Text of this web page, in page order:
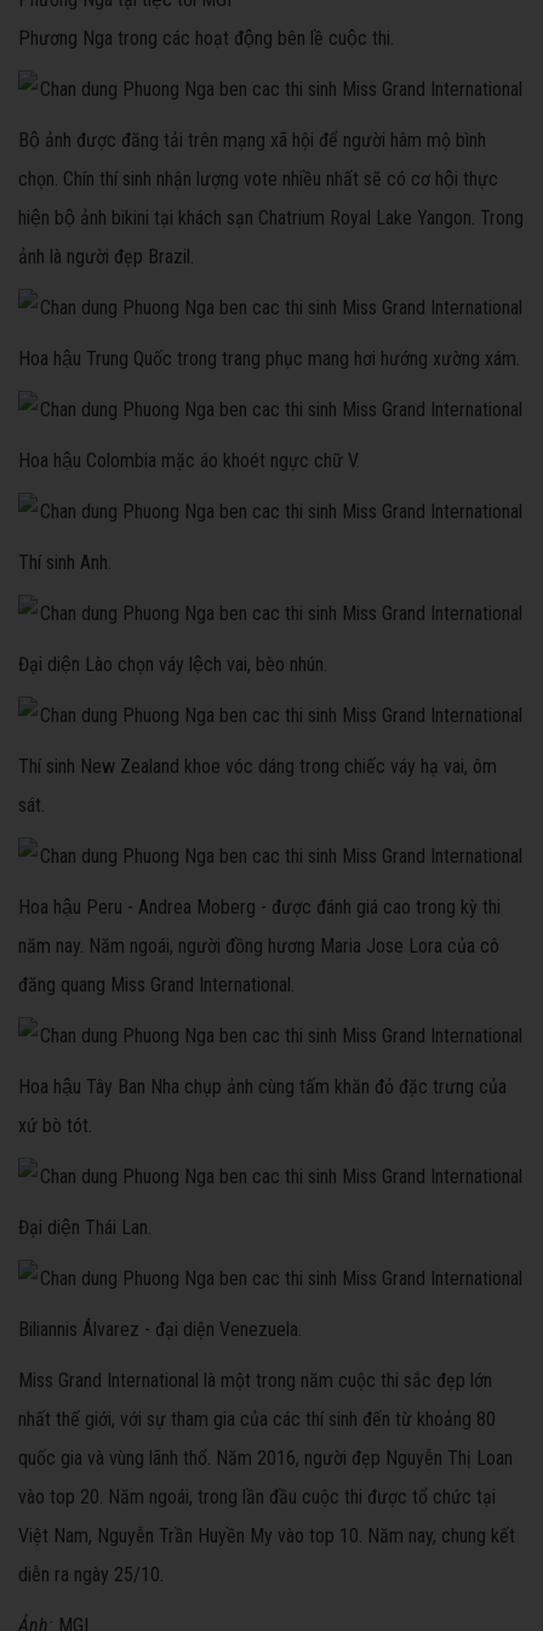
Phương Nga trong các hoạt động bên lề cuộc thi.
Bộ ảnh được đăng tải trên mạng xã hội để người hâm mộ bình
chọn. Chín thí sinh nhận lượng vote nhiều nhất sẽ có cơ hội thực
hiện bộ ảnh bikini tại khách sạn Chatrium Royal Lake Yangon. Trong
ảnh là người đẹp Brazil.
Hoa hậu Trung Quốc trong trang phục mang hơi hướng xường xám.
Hoa hậu Colombia mặc áo khoét ngực chữ V.
Thí sinh Anh.
Đại diện Lào chọn váy lệch vai, bèo nhún.
Thí sinh New Zealand khoe vóc dáng trong chiếc váy hạ vai, ôm
sát.
Hoa hậu Peru - Andrea Moberg - được đánh giá cao trong kỳ thi
năm nay. Năm ngoái, người đồng hương Maria Jose Lora của cô
đăng quang Miss Grand International.
Hoa hậu Tây Ban Nha chụp ảnh cùng tấm khăn đỏ đặc trưng của
xứ bò tót.
Đại diện Thái Lan.
Biliannis Álvarez - đại diện Venezuela.
Miss Grand International là một trong năm cuộc thi sắc đẹp lớn
nhất thế giới, với sự tham gia của các thí sinh đến từ khoảng 80
quốc gia và vùng lãnh thổ. Năm 2016, người đẹp Nguyễn Thị Loan
vào top 20. Năm ngoái, trong lần đầu cuộc thi được tổ chức tại
Việt Nam, Nguyễn Trần Huyền My vào top 10. Năm nay, chung kết
diễn ra ngày 25/10.
Ảnh: MGI